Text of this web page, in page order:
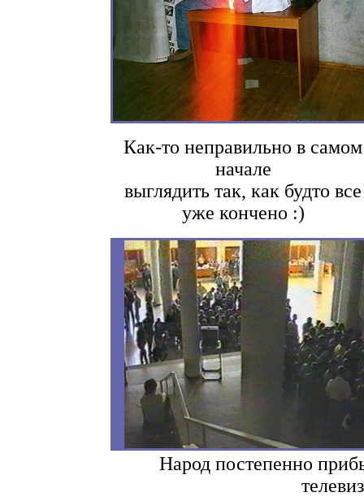
Как-то неправильно в самом
начале
выглядить так, как будто все
уже кончено :)
Народ постепенно